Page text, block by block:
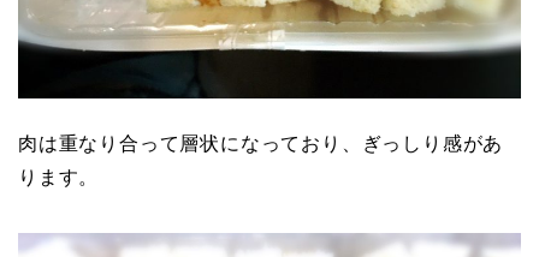
肉は重なり合って層状になっており、ぎっしり感があ
ります。